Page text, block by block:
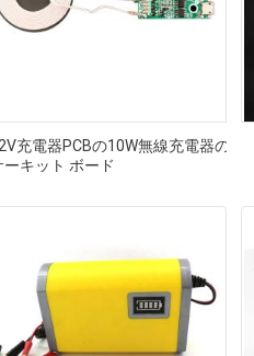
充電器PCBの10W無線充電器の
ーキット ボード